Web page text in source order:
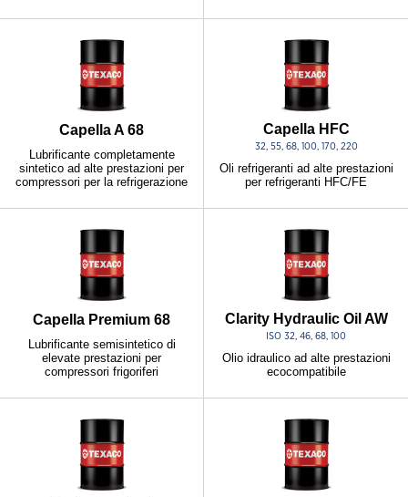
Capella A 68
Lubrificante completamente
sintetico ad alte prestazioni per
compressori per la refrigerazione
Capella HFC
32, 55, 68, 100, 170, 220
Oli refrigeranti ad alte prestazioni
per refrigeranti HFC/FE
Capella Premium 68
Lubrificante semisintetico di
elevate prestazioni per
compressori frigoriferi
Clarity Hydraulic Oil AW
ISO 32, 46, 68, 100
Olio idraulico ad alte prestazioni
ecocompatibile